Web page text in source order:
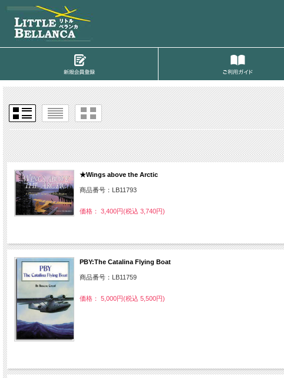
★Wings above the Arctic
商品番号：LB11793
価格： 3,400円(税込 3,740円)
PBY:The Catalina Flying Boat
商品番号：LB11759
価格： 5,000円(税込 5,500円)